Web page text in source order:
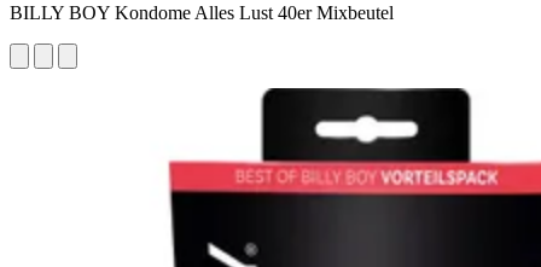
BILLY BOY Kondome Alles Lust 40er Mixbeutel